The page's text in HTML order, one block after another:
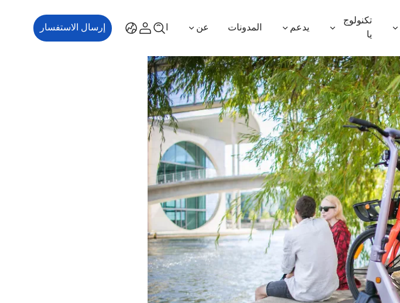
تكنولوج
يا
يدعم المدونات عن اتصل بنا
ES410
ES600P
ES700
إرسال الاستفسار